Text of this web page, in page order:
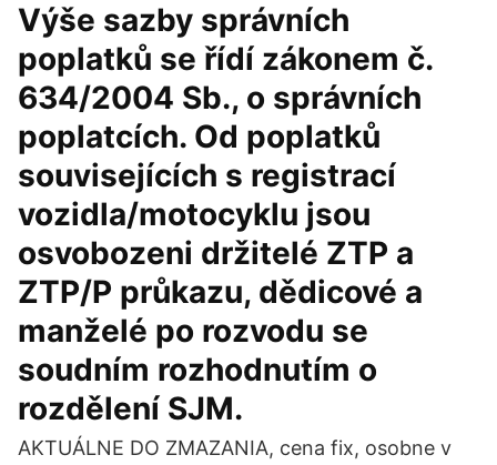
Výše sazby správních
poplatků se řídí zákonem č.
634/2004 Sb., o správních
poplatcích. Od poplatků
souvisejících s registrací
vozidla/motocyklu jsou
osvobozeni držitelé ZTP a
ZTP/P průkazu, dědicové a
manželé po rozvodu se
soudním rozhodnutím o
rozdělení SJM.
AKTUÁLNE DO ZMAZANIA, cena fix, osobne v